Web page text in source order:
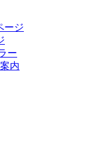
ージ
ー
内